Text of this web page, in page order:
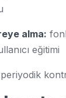
alma:
eğitimi
periyodik